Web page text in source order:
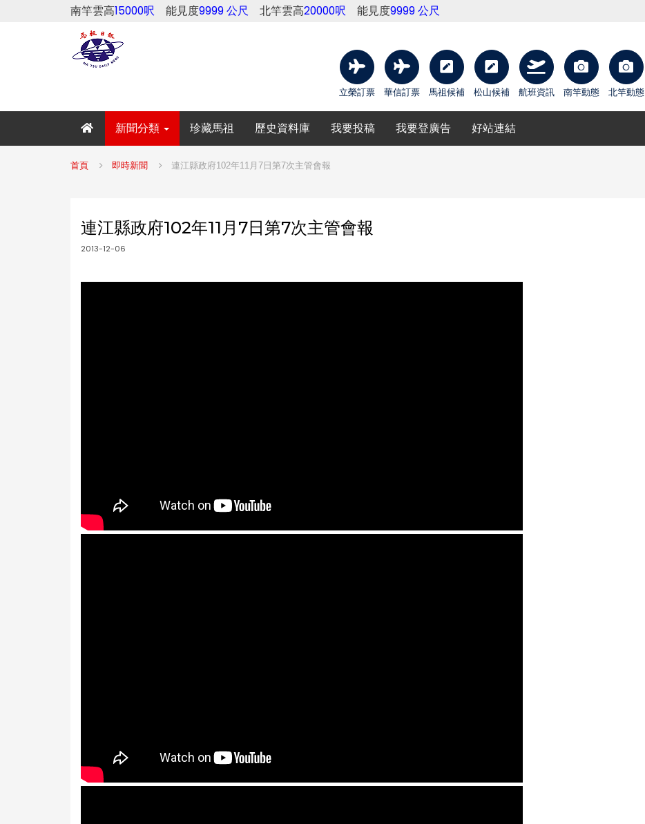
南竿雲高15000呎 能見度9999 公尺 北竿雲高20000呎 能見度9999 公尺
立榮訂票 華信訂票 馬祖候補 松山候補 航班資訊 南竿動態 北竿動態
新聞分類 珍藏馬祖 歷史資料庫 我要投稿 我要登廣告 好站連結
首頁 即時新聞 連江縣政府102年11月7日第7次主管會報
連江縣政府102年11月7日第7次主管會報
2013-12-06